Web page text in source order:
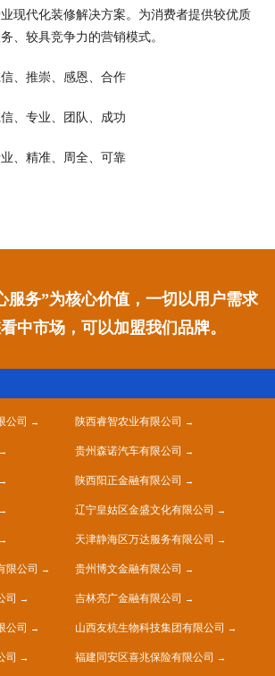
现代化装修解决方案。为消费者提供较优质
、较具竞争力的营销模式。
、推崇、感恩、合作
、专业、团队、成功
、精准、周全、可靠
服务”为核心价值，一切以用户需求
中市场，可以加盟我们品牌。
公司 陕西睿智农业有限公司
贵州森诺汽车有限公司
陕西阳正金融有限公司
辽宁皇姑区金盛文化有限公司
天津静海区万达服务有限公司
限公司 贵州博文金融有限公司
司 吉林亮广金融有限公司
公司 山西友杭生物科技集团有限公司
司 福建同安区喜兆保险有限公司